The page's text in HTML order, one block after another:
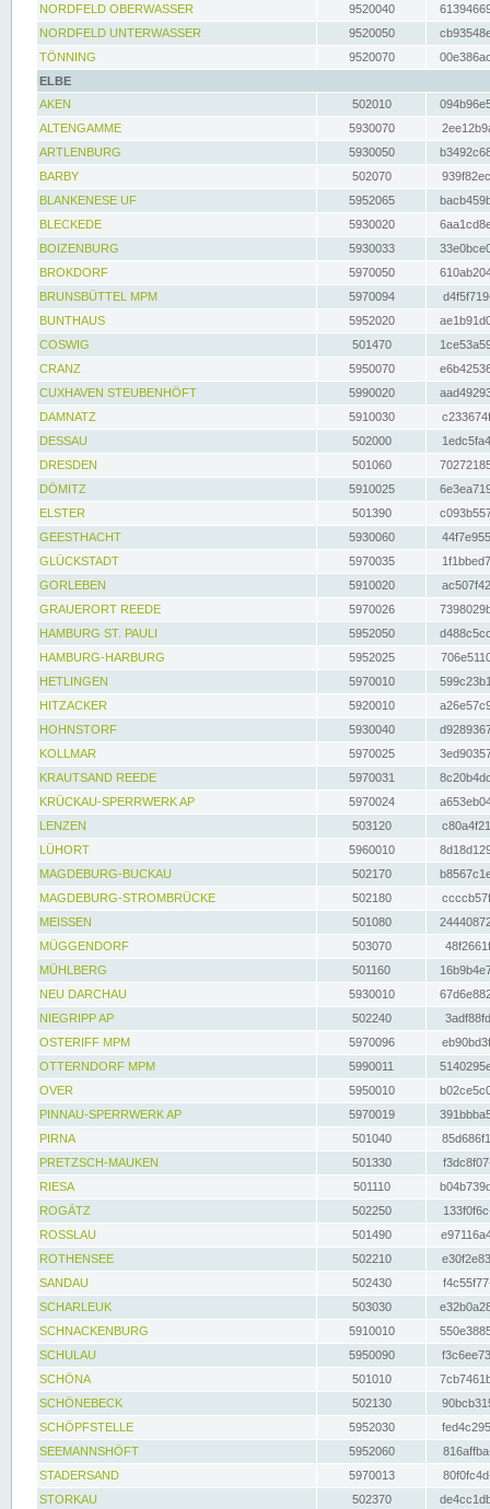
NORDFELD OBERWASSER
9520040
NORDFELD UNTERWASSER
9520050
TÖNNING
9520070
ELBE
AKEN
502010
ALTENGAMME
5930070
ARTLENBURG
5930050
BARBY
502070
BLANKENESE UF
5952065
BLECKEDE
5930020
BOIZENBURG
5930033
BROKDORF
5970050
BRUNSBÜTTEL MPM
5970094
BUNTHAUS
5952020
COSWIG
501470
CRANZ
5950070
CUXHAVEN STEUBENHÖFT
5990020
DAMNATZ
5910030
DESSAU
502000
DRESDEN
501060
DÖMITZ
5910025
ELSTER
501390
GEESTHACHT
5930060
GLÜCKSTADT
5970035
GORLEBEN
5910020
GRAUERORT REEDE
5970026
HAMBURG ST. PAULI
5952050
HAMBURG-HARBURG
5952025
HETLINGEN
5970010
HITZACKER
5920010
HOHNSTORF
5930040
KOLLMAR
5970025
KRAUTSAND REEDE
5970031
KRÜCKAU-SPERRWERK AP
5970024
LENZEN
503120
LÜHORT
5960010
MAGDEBURG-BUCKAU
502170
MAGDEBURG-STROMBRÜCKE
502180
MEISSEN
501080
MÜGGENDORF
503070
MÜHLBERG
501160
NEU DARCHAU
5930010
NIEGRIPP AP
502240
OSTERIFF MPM
5970096
OTTERNDORF MPM
5990011
OVER
5950010
PINNAU-SPERRWERK AP
5970019
PIRNA
501040
PRETZSCH-MAUKEN
501330
RIESA
501110
ROGÄTZ
502250
ROSSLAU
501490
ROTHENSEE
502210
SANDAU
502430
SCHARLEUK
503030
SCHNACKENBURG
5910010
SCHULAU
5950090
SCHÖNA
501010
SCHÖNEBECK
502130
SCHÖPFSTELLE
5952030
SEEMANNSHÖFT
5952060
STADERSAND
5970013
STORKAU
502370